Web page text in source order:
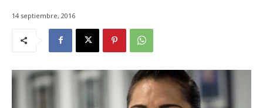
14 septiembre, 2016